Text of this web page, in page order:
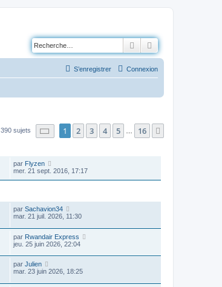
Rechercher
Connexion
S’enregistrer
390 sujets Page sur16
1 2 3 4 5 16
par Flyzen
mer. 21 sept. 2016, 17:17
par Sachavion34
mar. 21 juil. 2026, 11:30
par Rwandair Express
jeu. 25 juin 2026, 22:04
par Julien
mar. 23 juin 2026, 18:25